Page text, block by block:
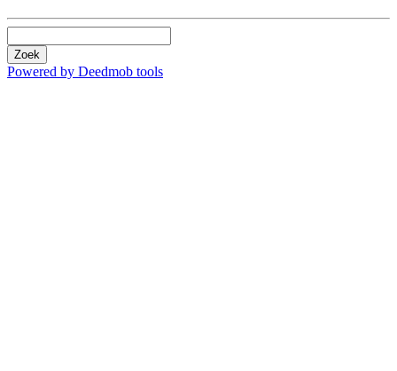
Zoek
Powered by Deedmob tools